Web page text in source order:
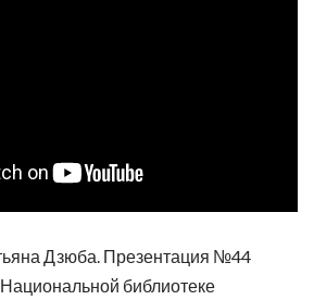
Дзюба. Презентация №44
библиотеке